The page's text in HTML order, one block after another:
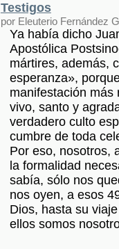
Testigos
por Eleuterio Fernández
Ya había dicho
Apostólica
mártires, además,
esperanza»,
manifestación más
vivo, santo y
verdadero culto
cumbre de toda
Por eso, nosotros,
la formalidad
sabía, sólo nos
nos oyen, a esos
Dios, hasta su
ellos somos